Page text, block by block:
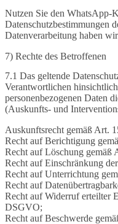
Nutzen Sie den WhatsApp-
Datenschutz­bestimmungen
Datenverarbeitung haben
7) Rechte des Betroffenen
7.1 Das geltende
Verantwortlichen
personenbezogenen Daten
(Auskunfts- und
Auskunftsrecht gemäß Art.
Recht auf Berichtigung
Recht auf Löschung gemäß
Recht auf Einschränkung
Recht auf Unterrichtung
Recht auf
Recht auf Widerruf erteilter
DSGVO;
Recht auf Beschwerde